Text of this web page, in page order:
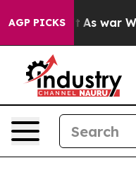
AGP PICKS
As war With Iran